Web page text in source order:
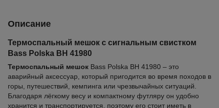
Описание
Термоспальный мешок с сигнальным свистком
Bass Polska BH 41980
Термоспальный мешок Bass Polska BH 41980 – это
аварийный аксессуар, который пригодится во время походов в
горы, путешествий, кемпинга или чрезвычайных ситуаций.
Благодаря лёгкому весу и компактному футляру он удобно
хранится и транспортируется, поэтому его стоит иметь в